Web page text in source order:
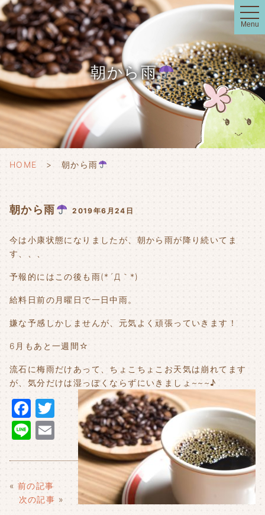
t
o
g
g
l
e
n
a
v
i
g
a
t
i
o
n
Menu
朝から雨
HOME 朝から雨
朝から雨 2019年6月24日
今は小康状態になりましたが、朝から雨が降り続いてま
す、、、
予報的にはこの後も雨(*´Д｀*)
給料日前の月曜日で一日中雨。
嫌な予感しかしませんが、元気よく頑張っていきます！
6月もあと一週間☆
流石に梅雨だけあって、ちょこちょこお天気は崩れてます
が、気分だけは湿っぽくならずにいきましょ~~~♪
F
a
c
e
b
o
t
r
Li
e ai
« 前の記事
次の記事 »